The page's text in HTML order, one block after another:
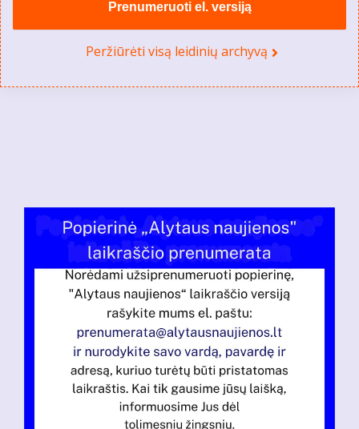
Prenumeruoti el. versiją
Peržiūrėti visą leidinių archyvą